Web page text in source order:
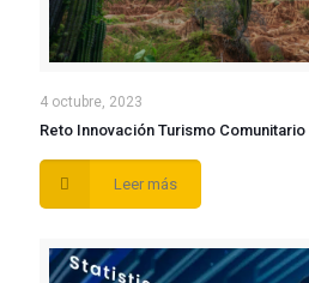
4 octubre, 2023
Reto Innovación Turismo Comunitario
Leer más